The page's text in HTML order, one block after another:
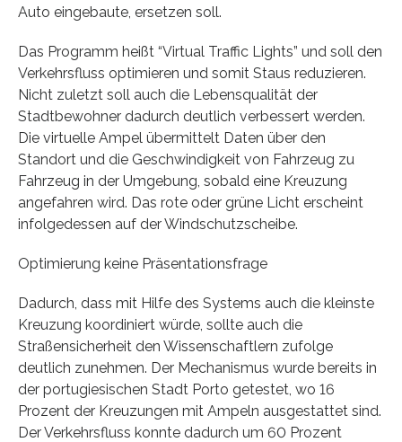
Auto eingebaute, ersetzen soll.
Das Programm heißt “Virtual Traffic Lights” und soll den
Verkehrsfluss optimieren und somit Staus reduzieren.
Nicht zuletzt soll auch die Lebensqualität der
Stadtbewohner dadurch deutlich verbessert werden.
Die virtuelle Ampel übermittelt Daten über den
Standort und die Geschwindigkeit von Fahrzeug zu
Fahrzeug in der Umgebung, sobald eine Kreuzung
angefahren wird. Das rote oder grüne Licht erscheint
infolgedessen auf der Windschutzscheibe.
Optimierung keine Präsentationsfrage
Dadurch, dass mit Hilfe des Systems auch die kleinste
Kreuzung koordiniert würde, sollte auch die
Straßensicherheit den Wissenschaftlern zufolge
deutlich zunehmen. Der Mechanismus wurde bereits in
der portugiesischen Stadt Porto getestet, wo 16
Prozent der Kreuzungen mit Ampeln ausgestattet sind.
Der Verkehrsfluss konnte dadurch um 60 Prozent